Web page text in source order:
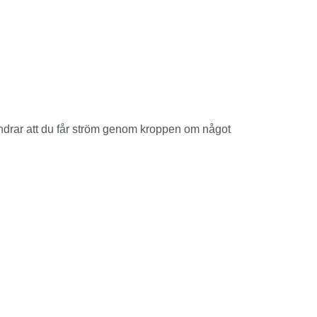
att du får ström genom kroppen om något